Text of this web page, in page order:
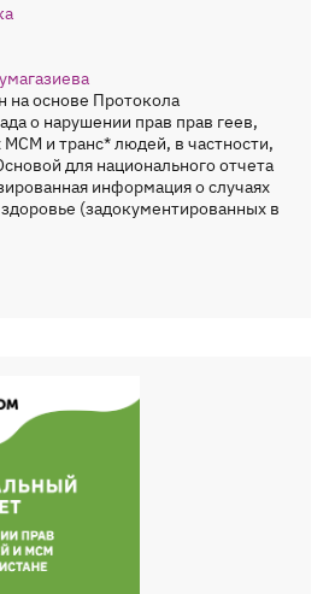
на основе Протокола
о нарушении прав прав геев,
МСМ и транс* людей, в частности,
для национального отчета
информация о случаях
(задокументированных в